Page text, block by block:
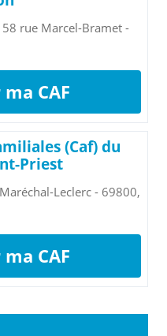
rue Marcel-Bramet -
CAF
(Caf) du
Priest
Leclerc - 69800,
CAF